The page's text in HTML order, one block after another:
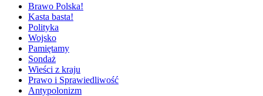
Brawo Polska!
Kasta basta!
Polityka
Wojsko
Pamiętamy
Sondaż
Wieści z kraju
Prawo i Sprawiedliwość
Antypolonizm